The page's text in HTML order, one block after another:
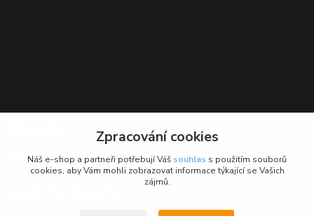
BikeForce.cz
Zpracování cookies
Náš e-shop a partneři potřebují Váš souhlas s použitím souborů
cookies, aby Vám mohli zobrazovat informace týkající se Vašich
zájmů.